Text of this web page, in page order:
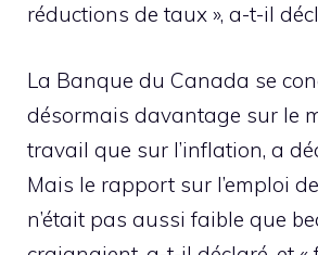
réductions de taux », a-t-il
La Banque du Canada se
désormais davantage sur le
travail que sur l’inflation, a
Mais le rapport sur l’emploi
n’était pas aussi faible que